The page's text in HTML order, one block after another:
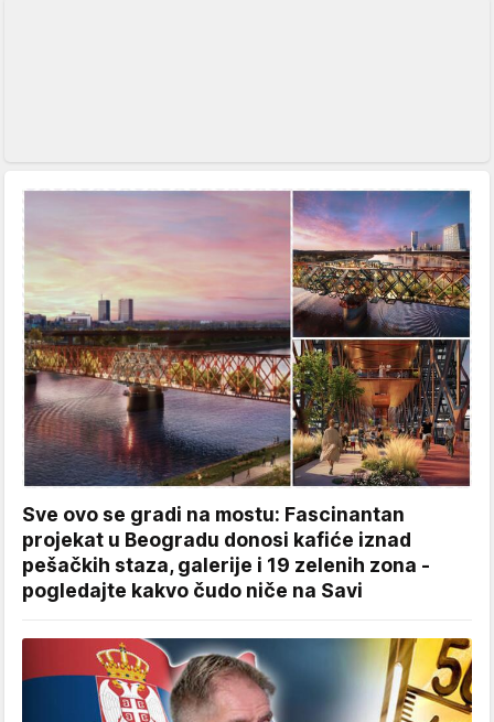
Sve ovo se gradi na mostu: Fascinantan
projekat u Beogradu donosi kafiće iznad
pešačkih staza, galerije i 19 zelenih zona -
pogledajte kakvo čudo niče na Savi